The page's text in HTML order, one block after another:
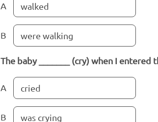
A walked
B were walking
The baby _______ (cry) when I entered
A cried
B was crying